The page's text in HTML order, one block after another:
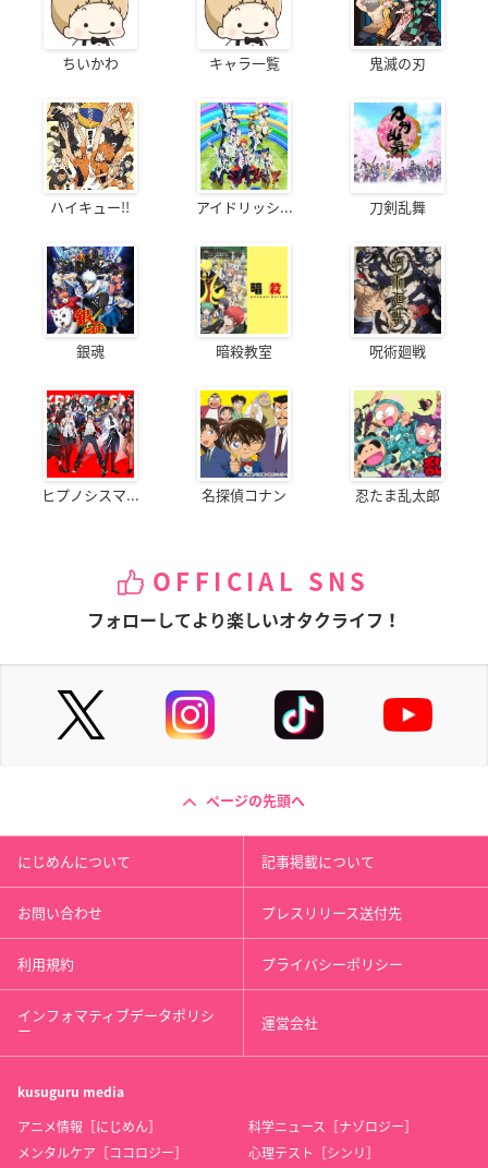
ちいかわ キャラ一覧 鬼滅の刃
ハイキュー!! アイドリッシ... 刀剣乱舞
銀魂 暗殺教室 呪術廻戦
ヒプノシスマ... 名探偵コナン 忍たま乱太郎
OFFICIAL SNS
フォローしてより楽しいオタクライフ！
ページの先頭へ
にじめんについて 記事掲載について
お問い合わせ プレスリリース送付先
利用規約 プライバシーポリシー
インフォマティブデータポリシ
ー 運営会社
kusuguru media
アニメ情報［にじめん］
科学ニュース［ナゾロジー］
メンタルケア［ココロジー］
心理テスト［シンリ］